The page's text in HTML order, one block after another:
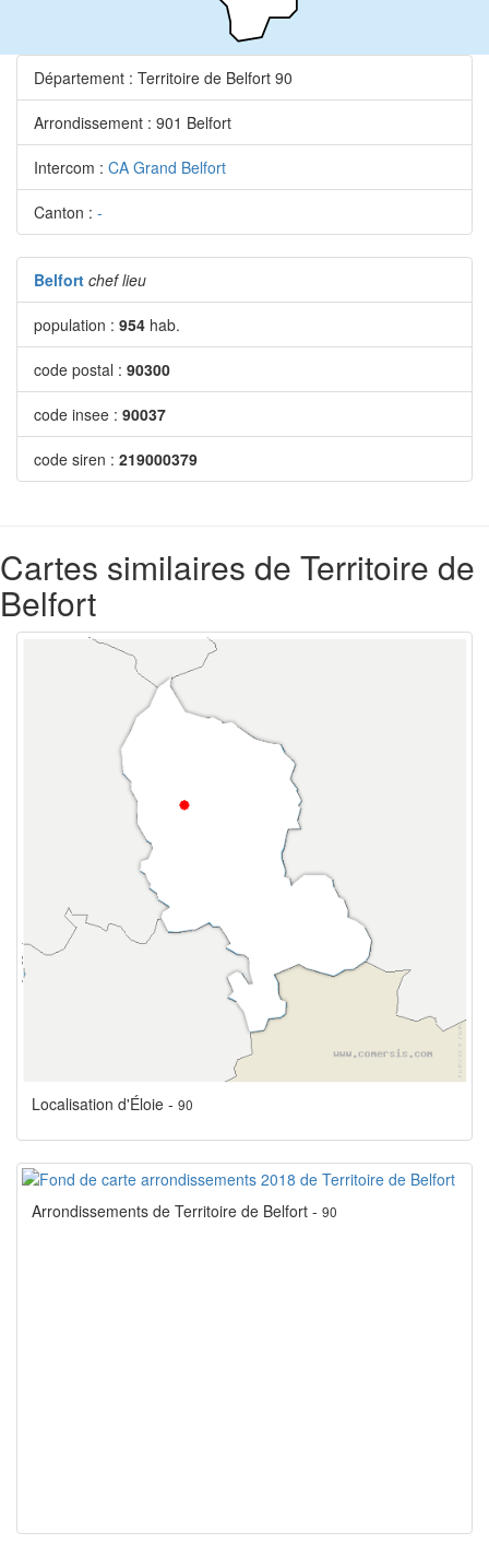
Département : Territoire de Belfort 90
Arrondissement : 901 Belfort
Intercom : CA Grand Belfort
Canton : -
Belfort chef lieu
population : 954 hab.
code postal : 90300
code insee : 90037
code siren : 219000379
Cartes similaires de Territoire de
Belfort
Localisation d'Éloie - 90
Arrondissements de Territoire de Belfort - 90